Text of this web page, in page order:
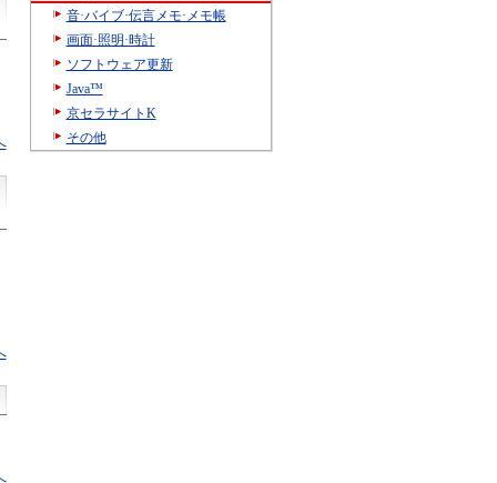
音·バイブ·伝言メモ·メモ帳
画面·照明·時計
ソフトウェア更新
Java™
京セラサイトK
その他